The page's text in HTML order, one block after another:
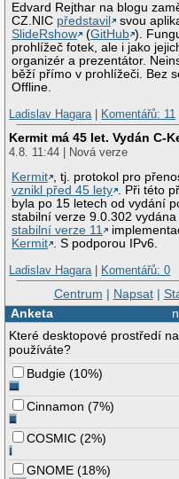
Edvard Rejthar na blogu
CZ.NIC představil
svou
SlideRshow
(GitHub ).
prohlížeč fotek, ale i jako
organizér a prezentátor.
běží přímo v prohlížeči. Bez
Offline.
Ladislav Hagara| Komentářů: 11
Kermit má 45 let. Vydán C-
4.8. 11:44 | Nová verze
Kermit , tj. protokol pro
vznikl před 45 lety . Při této
byla po 15 letech od vydání
stabilní verze 9.0.302 vydána
stabilní verze 11
Kermit . S podporou IPv6.
Ladislav Hagara| Komentářů: 0
Centrum | Napsat|
Anketa
Které desktopové prostředí
používáte?
Budgie (10%)
Cinnamon (7%)
COSMIC (2%)
GNOME (18%)